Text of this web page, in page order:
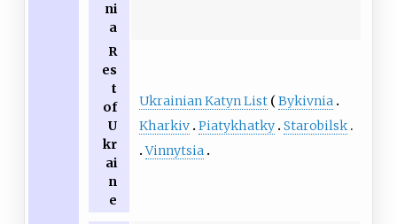
ni
a
R
es
t
of
U
kr
ai
n
e
Ukrainian Katyn List
Bykivnia
Kharkiv Piatykhatky Starobilsk
Vinnytsia